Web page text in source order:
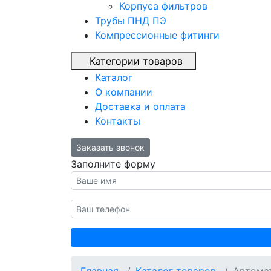
Корпуса фильтров
Трубы ПНД ПЭ
Компрессионные фитинги
Категории товаров
Каталог
О компании
Доставка и оплата
Контакты
Заказать звонок
Заполните форму
Как вас зовут?
Номер телефон